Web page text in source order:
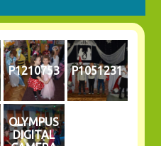
P1210753 P1051231
OLYMPUS
DIGITAL